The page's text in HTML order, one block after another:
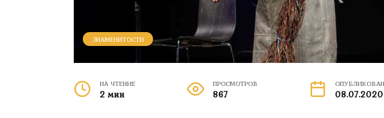
ЗНАМЕНИТОСТИ
НА ЧТЕНИЕ
2 мин
ПРОСМОТРОВ
867 08.07.2020